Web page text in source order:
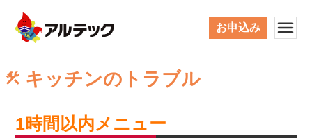
お申込み
キッチンのトラブル
1時間以内メニュー